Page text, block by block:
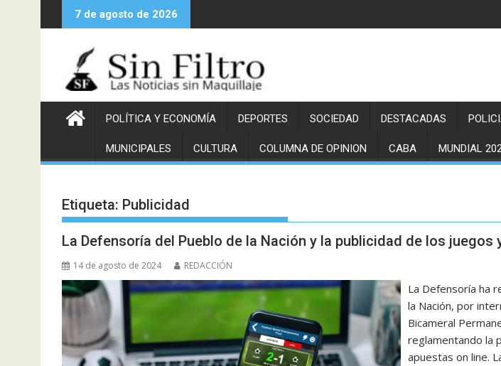
al
7 de agosto de 2026
POLÍTICA Y ECONOMÍA DEPORTES SOCIEDAD DESTACADAS
MUNICIPALES CULTURA COLUMNA DE OPINION CABA MUNDIAL
Etiqueta: Publicidad
La Defensoría del Pueblo de la Nación y la publicidad de los juegos
14 de agosto de 2024 REDACCIÓN
La Defensoría ha
la Nación, por
Bicameral
reglamentando la
apuestas on line.